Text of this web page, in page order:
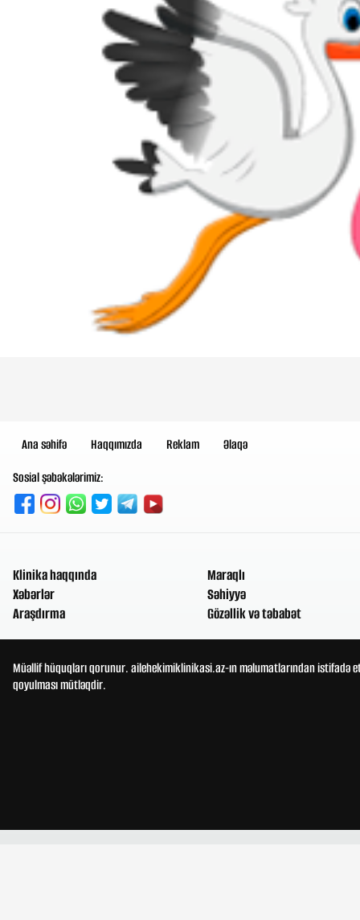
Ana səhifə Haqqımızda Reklam
Əlaqə
Sosial şəbəkələrimiz:
Klinika haqqında
Xəbərlər
Araşdırma
Maraqlı
Səhiyyə
Gözəllik və təbabət
Müəllif hüquqları qorunur. ailehekimiklinikasi.az-ın məlumatlarından
qoyulması mütləqdir.